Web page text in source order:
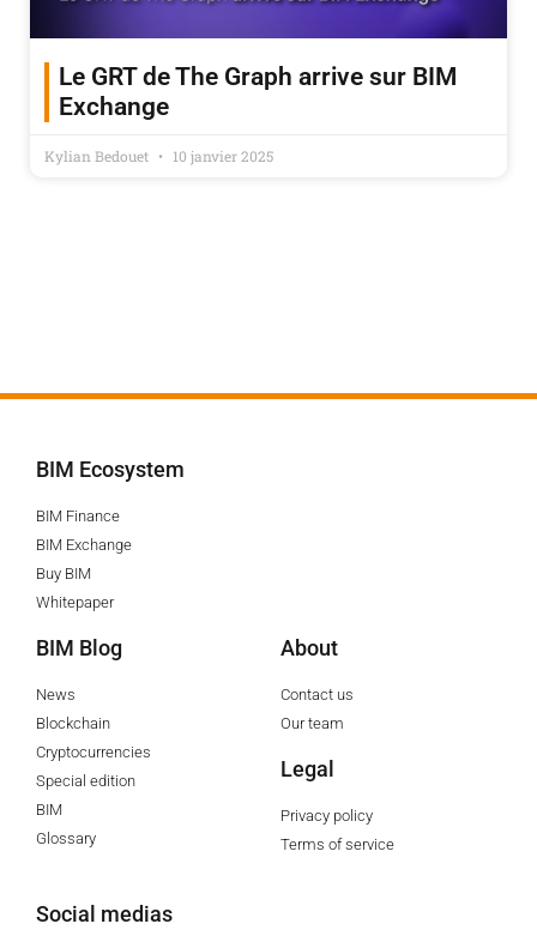
Le GRT de The Graph arrive sur BIM
Exchange
Kylian Bedouet 10 janvier 2025
BIM Ecosystem
BIM Finance
BIM Exchange
Buy BIM
Whitepaper
BIM Blog
News
Blockchain
Cryptocurrencies
Special edition
BIM
Glossary
About
Contact us
Our team
Legal
Privacy policy
Terms of service
Social medias